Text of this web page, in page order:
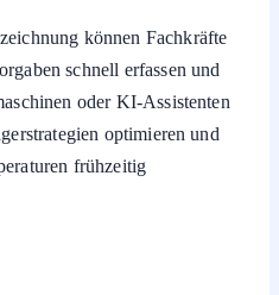
können Fachkräfte
schnell erfassen und
oder KI-Assistenten
optimieren und
frühzeitig